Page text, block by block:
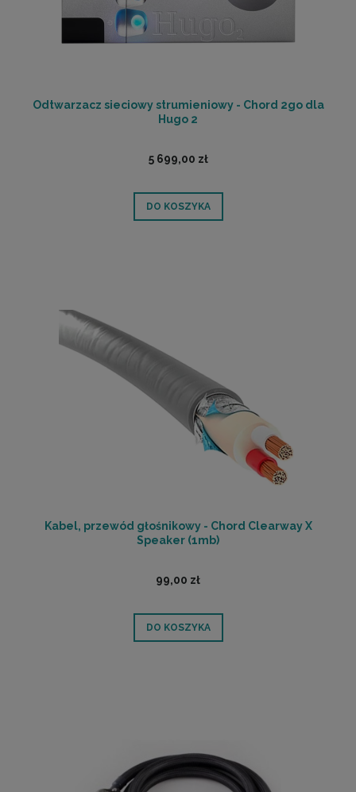
Odtwarzacz sieciowy strumieniowy - Chord 2go dla
Hugo 2
5 699,00 zł
DO KOSZYKA
Kabel, przewód głośnikowy - Chord Clearway X
Speaker (1mb)
99,00 zł
DO KOSZYKA